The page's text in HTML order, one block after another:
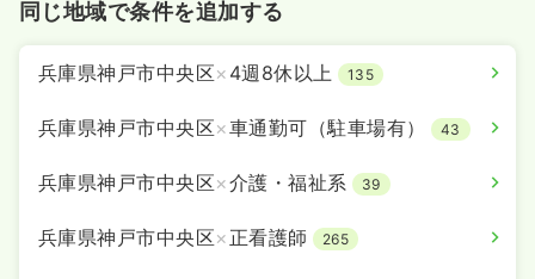
同じ地域で条件を追加する
兵庫県神戸市中央区× 4週8休以上 135
兵庫県神戸市中央区×車通勤可（駐車場有） 43
兵庫県神戸市中央区×介護・福祉系 39
兵庫県神戸市中央区× 正看護師 265